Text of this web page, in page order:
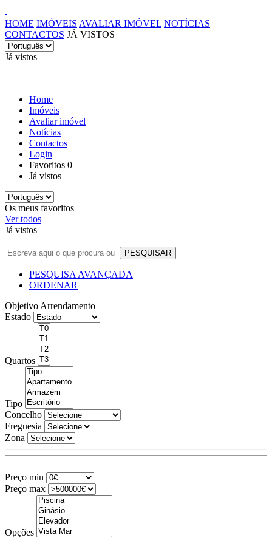
HOME IMÓVEIS AVALIAR IMÓVEL NOTÍCIAS
CONTACTOS JÁ VISTOS
Já vistos
Home
Imóveis
Avaliar imóvel
Notícias
Contactos
Login
Favoritos 0
Já vistos
Os meus favoritos
Ver todos
Já vistos
PESQUISA AVANÇADA
ORDENAR
Objetivo Arrendamento
Estado
Quartos
Tipo
Concelho
Freguesia
Zona
Preço min
Preço max
Opções